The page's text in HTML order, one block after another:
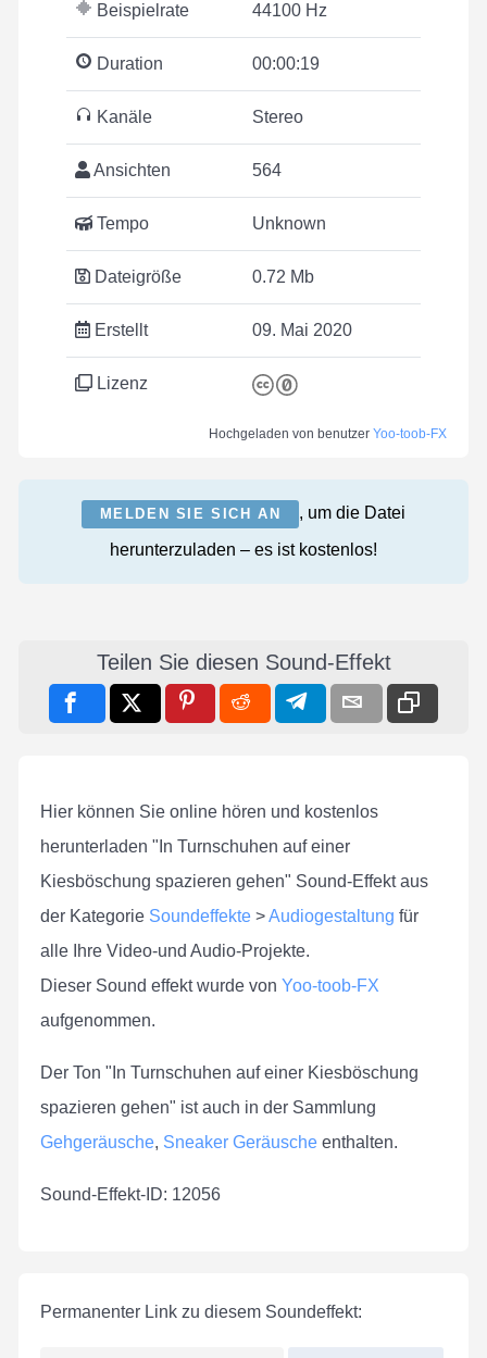
Beispielrate 44100 Hz
Duration 00:00:19
Kanäle Stereo
Ansichten 564
Tempo Unknown
Dateigröße 0.72 Mb
Erstellt 09. Mai 2020
Lizenz
Hochgeladen von benutzer Yoo-toob-FX
MELDEN SIE SICH AN
, um die Datei
herunterzuladen – es ist kostenlos!
Teilen Sie diesen Sound-Effekt
Hier können Sie online hören und kostenlos
herunterladen "In Turnschuhen auf einer
Kiesböschung spazieren gehen" Sound-Effekt aus
der Kategorie Soundeffekte >Audiogestaltung für
alle Ihre Video-und Audio-Projekte.
Dieser Sound effekt wurde von Yoo-toob-FX
aufgenommen.
Der Ton "In Turnschuhen auf einer Kiesböschung
spazieren gehen" ist auch in der Sammlung
Gehgeräusche, Sneaker Geräusche enthalten.
Sound-Effekt-ID: 12056
Permanenter Link zu diesem Soundeffekt: